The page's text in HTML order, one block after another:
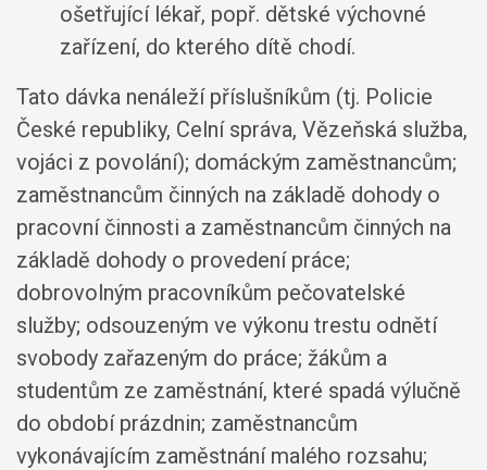
ošetřující lékař, popř. dětské výchovné
zařízení, do kterého dítě chodí.
Tato dávka nenáleží příslušníkům (tj. Policie
České republiky, Celní správa, Vězeňská služba,
vojáci z povolání); domáckým zaměstnancům;
zaměstnancům činných na základě dohody o
pracovní činnosti a zaměstnancům činných na
základě dohody o provedení práce;
dobrovolným pracovníkům pečovatelské
služby; odsouzeným ve výkonu trestu odnětí
svobody zařazeným do práce; žákům a
studentům ze zaměstnání, které spadá výlučně
do období prázdnin; zaměstnancům
vykonávajícím zaměstnání malého rozsahu;